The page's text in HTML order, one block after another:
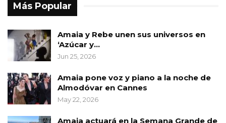
Más Popular
Amaia y Rebe unen sus universos en
‘Azúcar y…
Jun 25, 2026
Amaia pone voz y piano a la noche de
Almodóvar en Cannes
May 22, 2026
Amaia actuará en la Semana Grande de